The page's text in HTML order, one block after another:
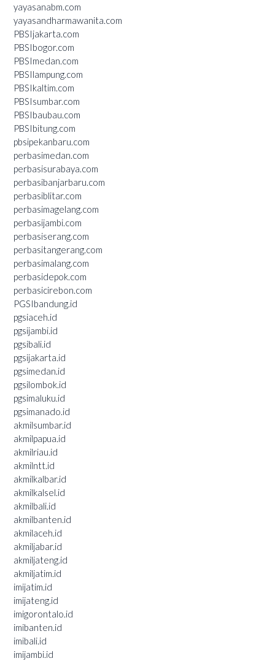
yayasanabm.com
yayasandharmawanita.com
PBSIjakarta.com
PBSIbogor.com
PBSImedan.com
PBSIlampung.com
PBSIkaltim.com
PBSIsumbar.com
PBSIbaubau.com
PBSIbitung.com
pbsipekanbaru.com
perbasimedan.com
perbasisurabaya.com
perbasibanjarbaru.com
perbasiblitar.com
perbasimagelang.com
perbasijambi.com
perbasiserang.com
perbasitangerang.com
perbasimalang.com
perbasidepok.com
perbasicirebon.com
PGSIbandung.id
pgsiaceh.id
pgsijambi.id
pgsibali.id
pgsijakarta.id
pgsimedan.id
pgsilombok.id
pgsimaluku.id
pgsimanado.id
akmilsumbar.id
akmilpapua.id
akmilriau.id
akmilntt.id
akmilkalbar.id
akmilkalsel.id
akmilbali.id
akmilbanten.id
akmilaceh.id
akmiljabar.id
akmiljateng.id
akmiljatim.id
imijatim.id
imijateng.id
imigorontalo.id
imibanten.id
imibali.id
imijambi.id